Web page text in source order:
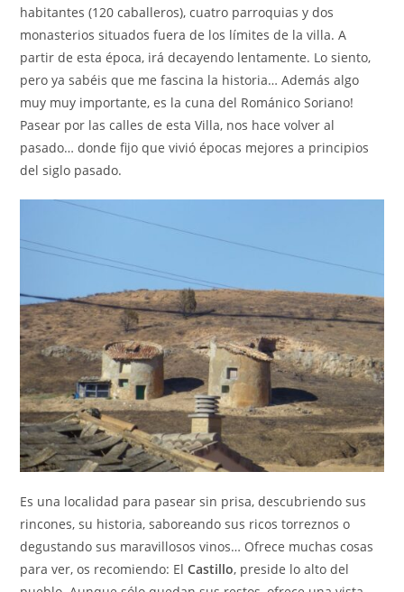
habitantes (120 caballeros), cuatro parroquias y dos
monasterios situados fuera de los límites de la villa. A
partir de esta época, irá decayendo lentamente. Lo siento,
pero ya sabéis que me fascina la historia… Además algo
muy muy importante, es la cuna del Románico Soriano!
Pasear por las calles de esta Villa, nos hace volver al
pasado… donde fijo que vivió épocas mejores a principios
del siglo pasado.
Es una localidad para pasear sin prisa, descubriendo sus
rincones, su historia, saboreando sus ricos torreznos o
degustando sus maravillosos vinos… Ofrece muchas cosas
para ver, os recomiendo: ElCastillo, preside lo alto del